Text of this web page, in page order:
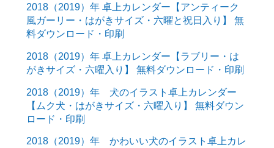
2018（2019）年 卓上カレンダー【アンティーク
風ガーリー・はがきサイズ・六曜と祝日入り】 無
料ダウンロード・印刷
2018（2019）年 卓上カレンダー【ラブリー・は
がきサイズ・六曜入り】 無料ダウンロード・印刷
2018（2019）年 犬のイラスト卓上カレンダー
【ムク犬・はがきサイズ・六曜入り】 無料ダウン
ロード・印刷
2018（2019）年 かわいい犬のイラスト卓上カレ